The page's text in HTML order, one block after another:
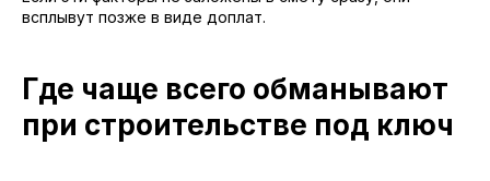
всплывут позже в виде доплат.
Где чаще всего обманывают
при строительстве под ключ